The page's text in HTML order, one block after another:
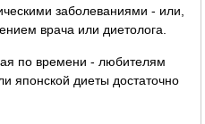
заболеваниями - или,
врача или диетолога.
по времени - любителям
японской диеты достаточно